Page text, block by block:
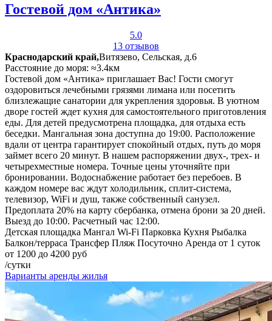
Гостевой дом «Антика»
5.0
13 отзывов
Краснодарский край,Витязево, Сельская, д.6
Расстояние до моря: ≈3.4км
Гостевой дом «Антика» приглашает Вас! Гости смогут
оздоровиться лечебными грязями лимана или посетить
близлежащие санатории для укрепления здоровья. В уютном
дворе гостей ждет кухня для самостоятельного приготовления
еды. Для детей предусмотрена площадка, для отдыха есть
беседки. Мангальная зона доступна до 19:00. Расположение
вдали от центра гарантирует спокойный отдых, путь до моря
займет всего 20 минут. В нашем распоряжении двух-, трех- и
четырехместные номера. Точные цены уточняйте при
бронировании. Водоснабжение работает без перебоев. В
каждом номере вас ждут холодильник, сплит-система,
телевизор, WiFi и душ, также собственный санузел.
Предоплата 20% на карту сбербанка, отмена брони за 20 дней.
Выезд до 10:00. Расчетный час 12:00.
Детская площадка Мангал Wi-Fi Парковка Кухня Рыбалка
Балкон/терраса Трансфер Пляж Посуточно Аренда от 1 суток
от 1200 до 4200 руб
/сутки
Варианты аренды жилья